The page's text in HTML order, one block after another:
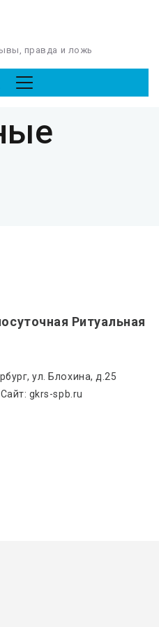
правда и ложь
Ритуальная
ул. Блохина, д.25
gkrs-spb.ru